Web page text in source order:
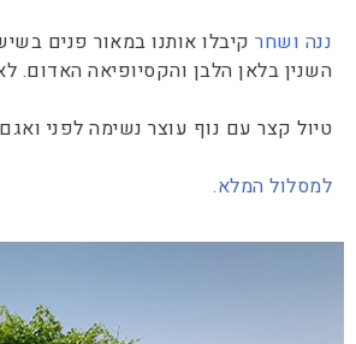
ננה ושחר קיבלו אותנו במאור פנים
השנין בלאן הלבן והקסיופיאה האדום.
טיול קצר עם נוף עוצר נשימה לפני
למסלול המלא.